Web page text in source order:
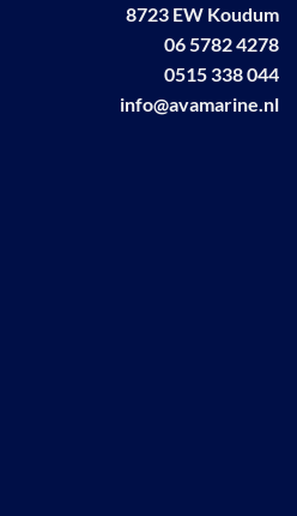
8723 EW Koudum
06 5782 4278
0515 338 044
info@avamarine.nl